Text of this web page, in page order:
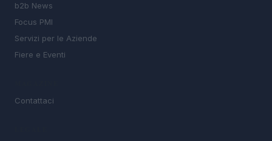
b2b News
Focus PMI
Servizi per le Aziende
Fiere e Eventi
Contattaci